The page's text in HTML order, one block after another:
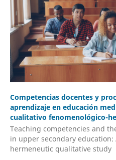
Competencias docentes y
aprendizaje en educación
cualitativo fenomenológico-
Teaching competencies and
in upper secondary
hermeneutic qualitative study